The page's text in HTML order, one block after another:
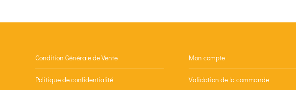
Condition Générale de Vente
Politique de confidentialité
Mon compte
Validation de la commande